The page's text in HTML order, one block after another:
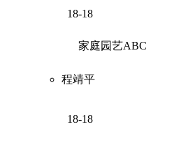
18-18
家庭园艺ABC
程靖平
18-18